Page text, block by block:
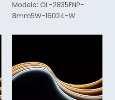
flexível para carros
Modelo: OL-2835FNP-
8mm5W-16024-W